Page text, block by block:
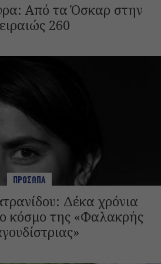
Από τα Όσκαρ στην
260
ΠΡΟΣΩΠΑ
Δέκα χρόνια
κόσμο της «Φαλακρής